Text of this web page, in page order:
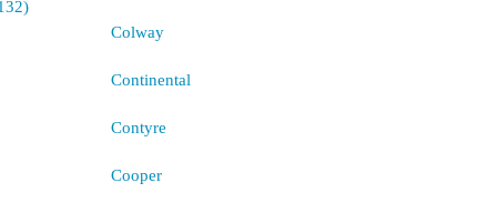
Colway
Continental
Contyre
Cooper